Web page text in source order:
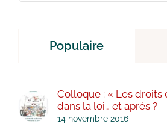
Populaire
Colloque : « Les droits
dans la loi… et après ?
14 novembre 2016